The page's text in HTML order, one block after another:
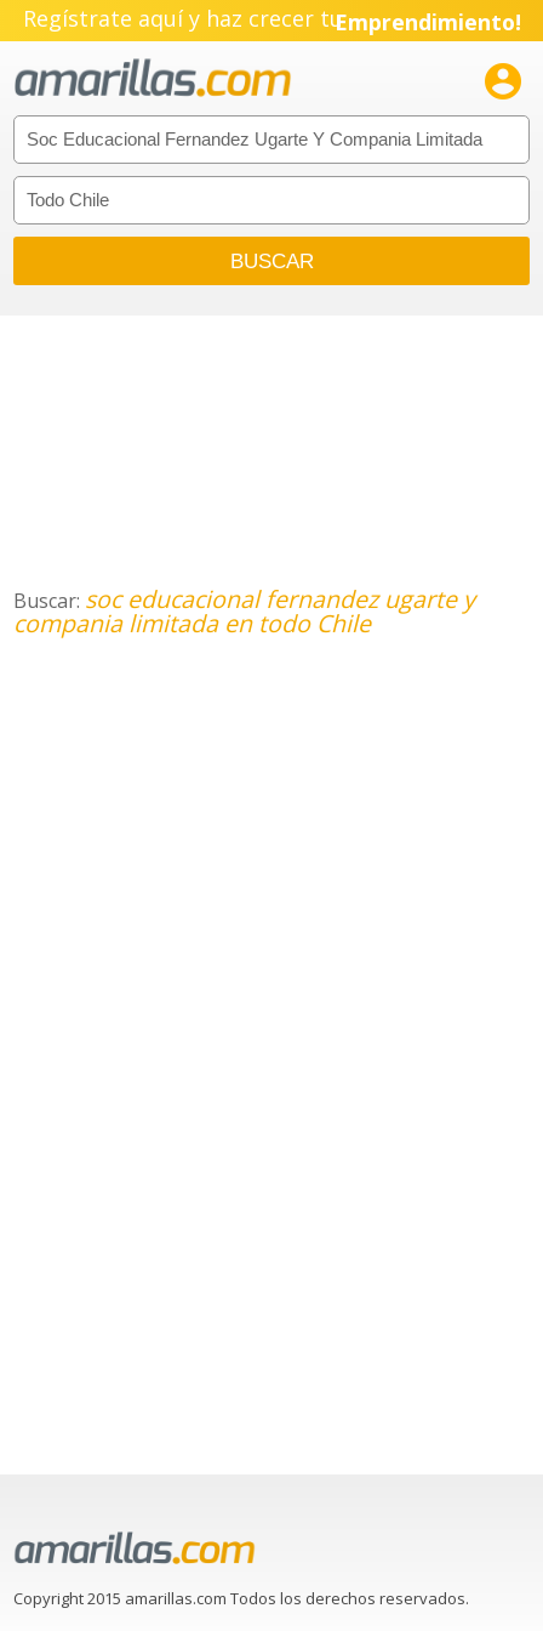
Regístrate aquí y haz crecer tuEmprendimiento!

Buscar: soc educacional fernandez ugarte y
compania limitada en todo Chile
Copyright 2015 amarillas.com Todos los derechos reservados.